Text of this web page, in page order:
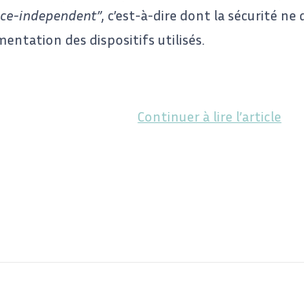
independent”, c’est-à-dire dont la sécurité ne
des dispositifs utilisés.
Continuer à lire l’article